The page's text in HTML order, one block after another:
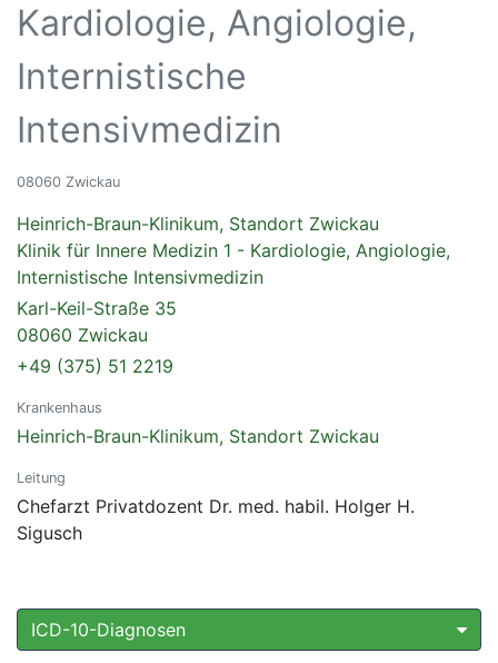
Kardiologie, Angiologie,
Internistische
Intensivmedizin
08060 Zwickau
Heinrich-Braun-Klinikum, Standort Zwickau
Klinik für Innere Medizin 1 - Kardiologie, Angiologie,
Internistische Intensivmedizin
Karl-Keil-Straße 35
08060 Zwickau
+49 (375) 51 2219
Krankenhaus
Heinrich-Braun-Klinikum, Standort Zwickau
Leitung
Chefarzt Privatdozent Dr. med. habil. Holger H.
Sigusch
ICD-10-Diagnosen